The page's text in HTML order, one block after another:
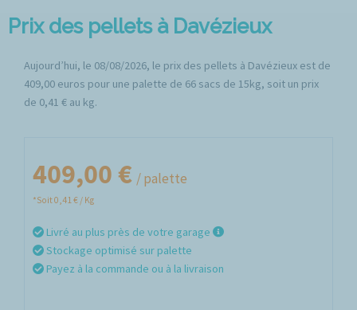
Prix des pellets à Davézieux
Aujourd’hui, le 08/08/2026, le prix des pellets à Davézieux est de
409,00 euros pour une palette de 66 sacs de 15kg, soit un prix
de 0,41 € au kg.
409,00 € / palette
*Soit 0,41 € / Kg
Livré au plus près de votre garage
Stockage optimisé sur palette
Payez à la commande ou à la livraison